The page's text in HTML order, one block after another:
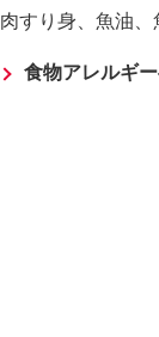
肉すり身、魚油、
食物アレルギ